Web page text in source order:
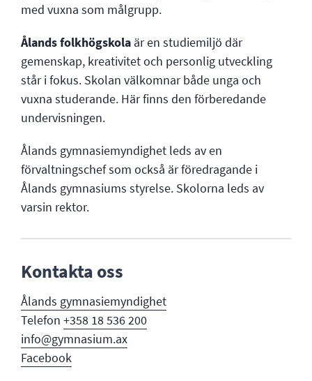
med vuxna som målgrupp.
Ålands folkhögskola är en studiemiljö där
gemenskap, kreativitet och personlig utveckling
står i fokus. Skolan välkomnar både unga och
vuxna studerande. Här finns den förberedande
undervisningen.
Ålands gymnasiemyndighet leds av en
förvaltningschef som också är föredragande i
Ålands gymnasiums styrelse. Skolorna leds av
varsin rektor.
Kontakta oss
Ålands gymnasiemyndighet
Telefon +358 18 536 200
info@gymnasium.ax
Facebook